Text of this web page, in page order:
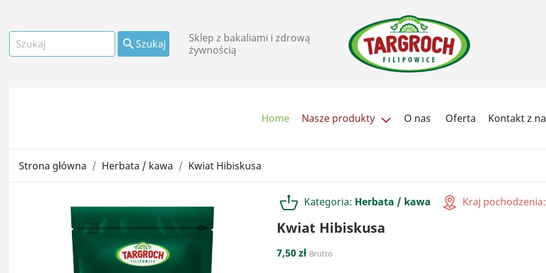
Szukaj
Sklep z bakaliami i zdrową
żywnością
Home Nasze produkty
kandyzowane
Cukry i słodziki Herbata / kawa
O nas Oferta Kontakt z
Strona główna Herbata / kawa Kwiat Hibiskusa
Kategoria: Herbata / kawa Kraj pochodzenia:
Kwiat Hibiskusa
7,50 zł Brutto